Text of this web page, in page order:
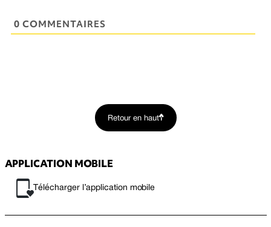
0 COMMENTAIRES
Retour en haut
APPLICATION MOBILE
Télécharger l’application mobile